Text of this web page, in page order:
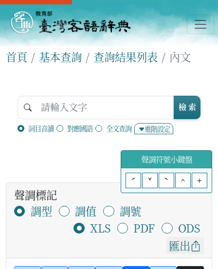
首頁 基本查詢 查詢結果列表 內文
詞目音讀 對應國語 全文查詢 進階設定
檢 索
聲調符號小鍵盤
ˊ
ˇ ˋ ^ +
聲調標記
調型
調值
調號
XLS
PDF
ODS
匯出